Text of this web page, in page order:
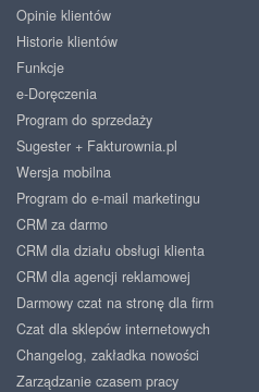
Opinie klientów
Historie klientów
Funkcje
e-Doręczenia
Program do sprzedaży
Sugester + Fakturownia.pl
Wersja mobilna
Program do e-mail marketingu
CRM za darmo
CRM dla działu obsługi klienta
CRM dla agencji reklamowej
Darmowy czat na stronę dla firm
Czat dla sklepów internetowych
Changelog, zakładka nowości
Zarządzanie czasem pracy